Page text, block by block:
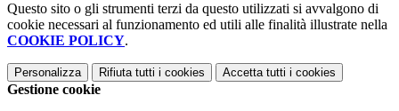
Questo sito o gli strumenti terzi da questo utilizzati si avvalgono di
cookie necessari al funzionamento ed utili alle finalità illustrate nella
COOKIE POLICY.
Personalizza Rifiuta tutti i cookies Accetta tutti i cookies
Gestione cookie